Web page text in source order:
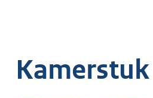
Kamerstuk